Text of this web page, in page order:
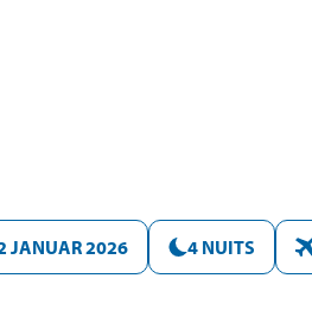
JANUAR 2026 4 NUITS